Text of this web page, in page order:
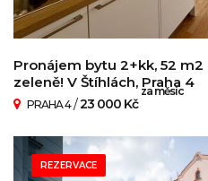
Pronájem bytu 2+kk, 52
zeleně! V Štíhlách, Praha 4
PRAHA 4/23 000 Kč
za měsíc
REZERVACE